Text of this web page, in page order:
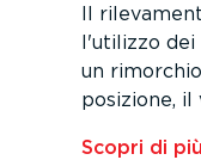
Il
l'utilizzo dei
un
posizione, il
Scopri di